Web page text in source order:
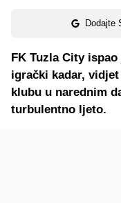
Dodajte
FK Tuzla City
igrački kadar,
klubu u narednim
turbulentno ljeto.